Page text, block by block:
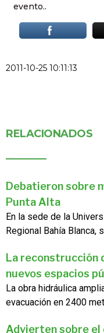
evento..
2011-10-25 10:11:13
RELACIONADOS
Debatieron sobre
Punta Alta
En la sede de la
Regional Bahía Blanca,
La reconstrucción
nuevos espacios
La obra hidráulica
evacuación en 2400
Advierten sobre el